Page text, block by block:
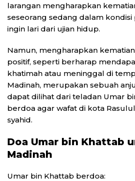
larangan mengharapkan
seseorang sedang dalam kondisi
ingin lari dari ujian hidup.
Namun, mengharapkan
positif, seperti berharap
khatimah atau meninggal di
Madinah, merupakan sebuah
dapat dilihat dari teladan Umar
berdoa agar wafat di kota
syahid.
Doa Umar bin Khattab
Madinah
Umar bin Khattab berdoa: